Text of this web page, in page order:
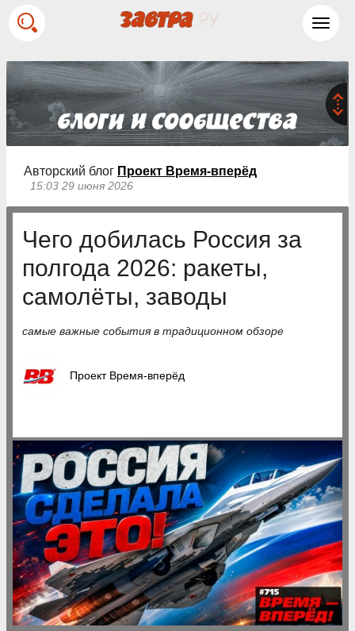
Авторский блог Проект Время-вперёд
15:03 29 июня 2026
Чего добилась Россия за
полгода 2026: ракеты,
самолёты, заводы
самые важные события в традиционном обзоре
Проект Время-вперёд